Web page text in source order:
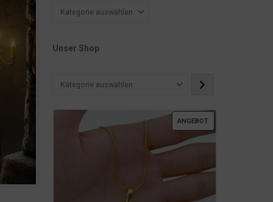
Unser Shop
Kategorie
ANGEBOTPRODUKT
IM